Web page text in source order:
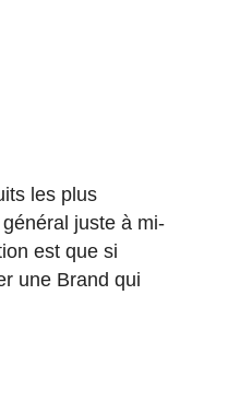
les plus
juste à mi-
est que si
une Brand qui